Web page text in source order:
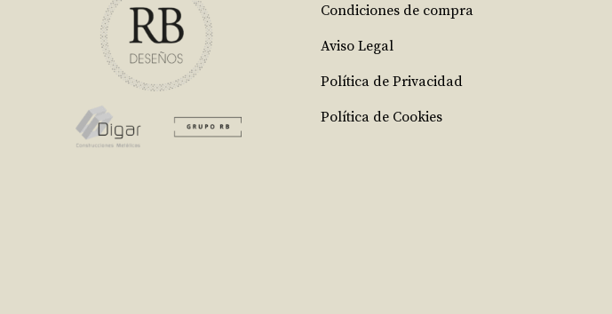
Condiciones de compra
Aviso Legal
Política de Privacidad
Política de Cookies